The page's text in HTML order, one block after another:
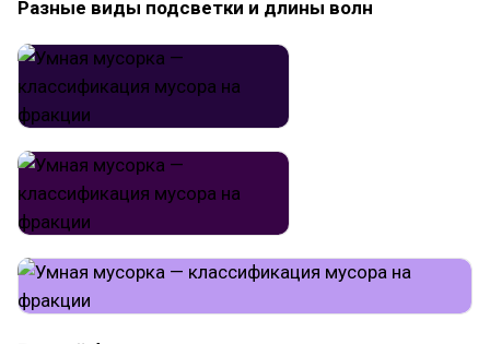
Разные виды подсветки и длины волн